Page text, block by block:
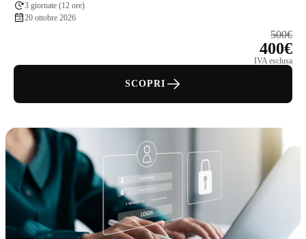
3 giornate (12 ore)
20 ottobre 2026
500€
400€
IVA esclusa
SCOPRI